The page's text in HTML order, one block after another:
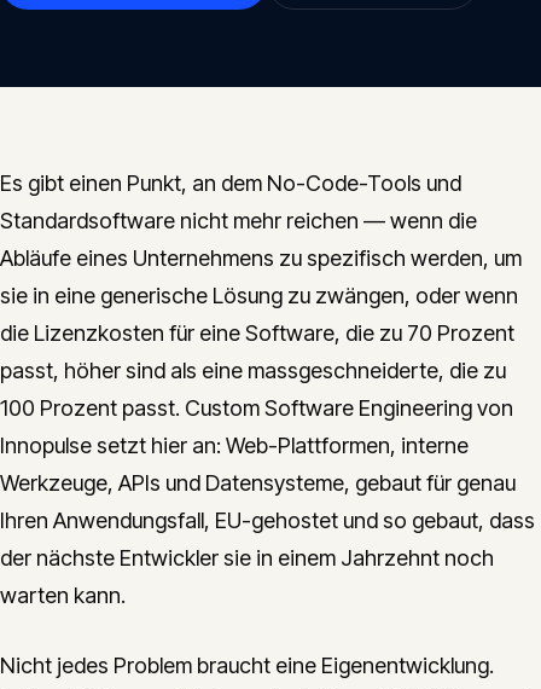
Get in touch
CONTACT
info@innopulse.io +41 79 508 28 06
Es gibt einen Punkt, an dem No-Code-Tools und
Standardsoftware nicht mehr reichen — wenn die
Abläufe eines Unternehmens zu spezifisch werden, um
sie in eine generische Lösung zu zwängen, oder wenn
die Lizenzkosten für eine Software, die zu 70 Prozent
passt, höher sind als eine massgeschneiderte, die zu
100 Prozent passt. Custom Software Engineering von
Innopulse setzt hier an: Web-Plattformen, interne
Werkzeuge, APIs und Datensysteme, gebaut für genau
Ihren Anwendungsfall, EU-gehostet und so gebaut, dass
der nächste Entwickler sie in einem Jahrzehnt noch
warten kann.
Nicht jedes Problem braucht eine Eigenentwicklung.